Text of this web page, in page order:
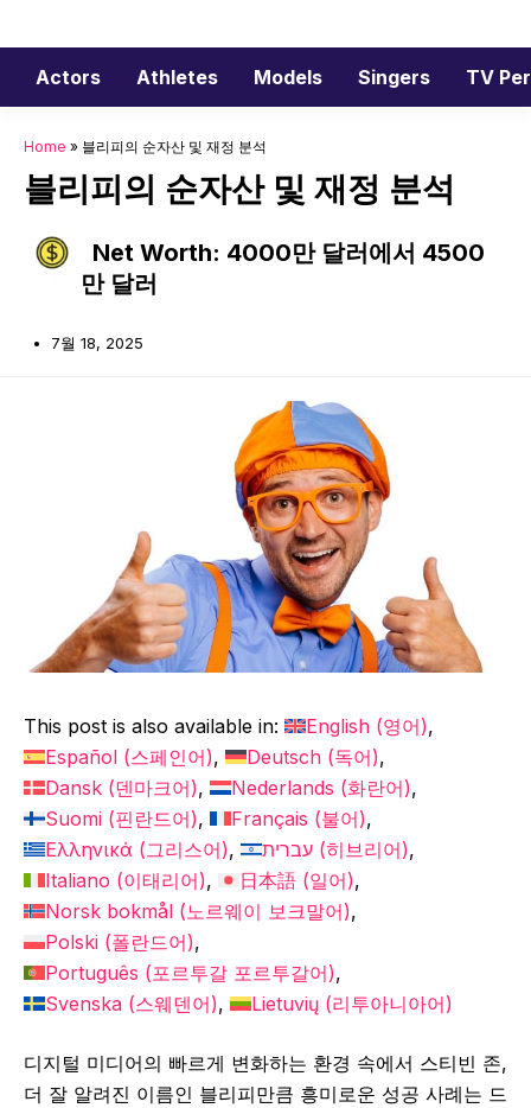
to
contentActors Athletes Models Singers TV
Home » 블리피의 순자산 및 재정 분석
블리피의 순자산 및 재정 분석
Net Worth: 4000만 달러에서 4500
만 달러
7월 18, 2025
This post is also available in: English (영어)
Español (스페인어) Deutsch (독어)
Dansk (덴마크어) Nederlands (화란어)
Suomi (핀란드어) Français (불어)
Ελληνικά (그리스어) עברית (히브리어)
Italiano (이태리어) 日本語 (일어)
Norsk bokmål (노르웨이 보크말어)
Polski (폴란드어)
Português (포르투갈 포르투갈어)
Svenska (스웨덴어) Lietuvių (리투아니아어)
디지털 미디어의 빠르게 변화하는 환경 속에서 스티빈 존,
더 잘 알려진 이름인 블리피만큼 흥미로운 성공 사례는 드